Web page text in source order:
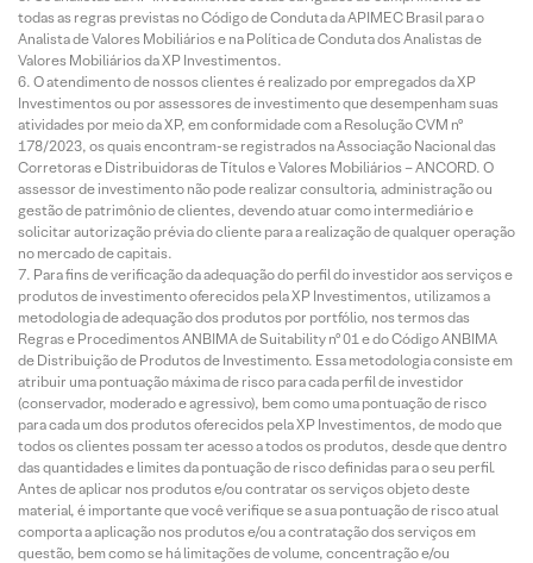
todas as regras previstas no Código de Conduta da APIMEC Brasil para o
Analista de Valores Mobiliários e na Política de Conduta dos Analistas de
Valores Mobiliários da XP Investimentos.
O atendimento de nossos clientes é realizado por empregados da XP
Investimentos ou por assessores de investimento que desempenham suas
atividades por meio da XP, em conformidade com a Resolução CVM nº
178/2023, os quais encontram-se registrados na Associação Nacional das
Corretoras e Distribuidoras de Títulos e Valores Mobiliários – ANCORD. O
assessor de investimento não pode realizar consultoria, administração ou
gestão de patrimônio de clientes, devendo atuar como intermediário e
solicitar autorização prévia do cliente para a realização de qualquer operação
no mercado de capitais.
Para fins de verificação da adequação do perfil do investidor aos serviços e
produtos de investimento oferecidos pela XP Investimentos, utilizamos a
metodologia de adequação dos produtos por portfólio, nos termos das
Regras e Procedimentos ANBIMA de Suitability nº 01 e do Código ANBIMA
de Distribuição de Produtos de Investimento. Essa metodologia consiste em
atribuir uma pontuação máxima de risco para cada perfil de investidor
(conservador, moderado e agressivo), bem como uma pontuação de risco
para cada um dos produtos oferecidos pela XP Investimentos, de modo que
todos os clientes possam ter acesso a todos os produtos, desde que dentro
das quantidades e limites da pontuação de risco definidas para o seu perfil.
Antes de aplicar nos produtos e/ou contratar os serviços objeto deste
material, é importante que você verifique se a sua pontuação de risco atual
comporta a aplicação nos produtos e/ou a contratação dos serviços em
questão, bem como se há limitações de volume, concentração e/ou